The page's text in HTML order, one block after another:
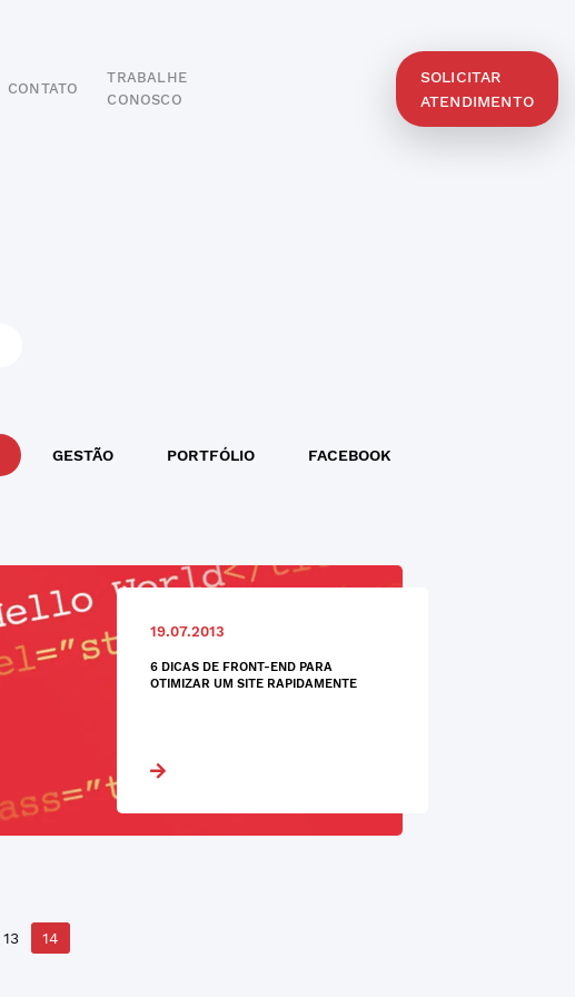
CONTATO
TRABALHE
CONOSCO
SOLICITAR
ATENDIMENTO
GESTÃO PORTFÓLIO FACEBOOK
19.07.2013
6 DICAS DE FRONT-END PARA
OTIMIZAR UM SITE RAPIDAMENTE
13 14